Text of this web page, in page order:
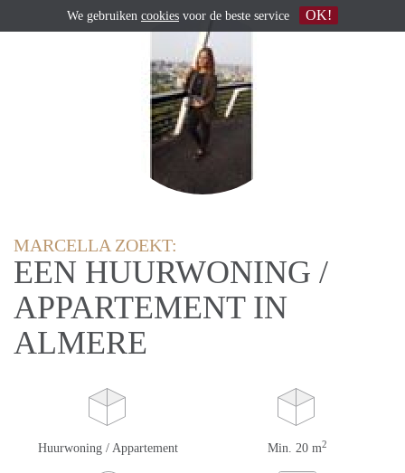
MARCELLA ZOEKT:
EEN HUURWONING /
APPARTEMENT IN
ALMERE
Huurwoning / Appartement Min. 20 m2
We gebruiken cookies voor de beste service OK!